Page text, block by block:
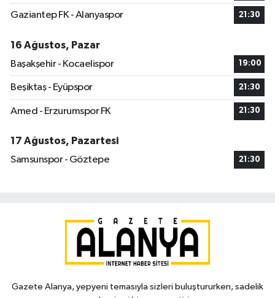
Gaziantep FK - Alanyaspor 21:30
16 Ağustos, Pazar
Başakşehir - Kocaelispor
19:00
Beşiktaş - Eyüpspor 21:30
Amed - Erzurumspor FK 21:30
17 Ağustos, Pazartesi
Samsunspor - Göztepe
21:30
Gazete Alanya, yepyeni temasıyla sizleri buluştururken, sadelik